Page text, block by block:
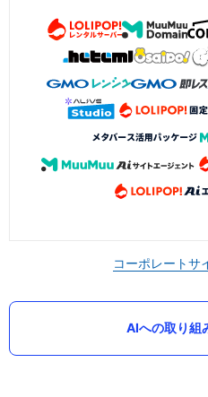
コーポレートサ
AIへの取り組